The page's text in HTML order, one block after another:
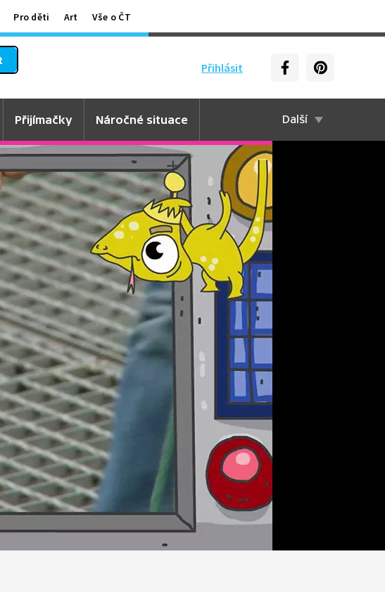
Pro děti Art Vše o ČT
Přihlásit
Přijímačky Náročné situace Další